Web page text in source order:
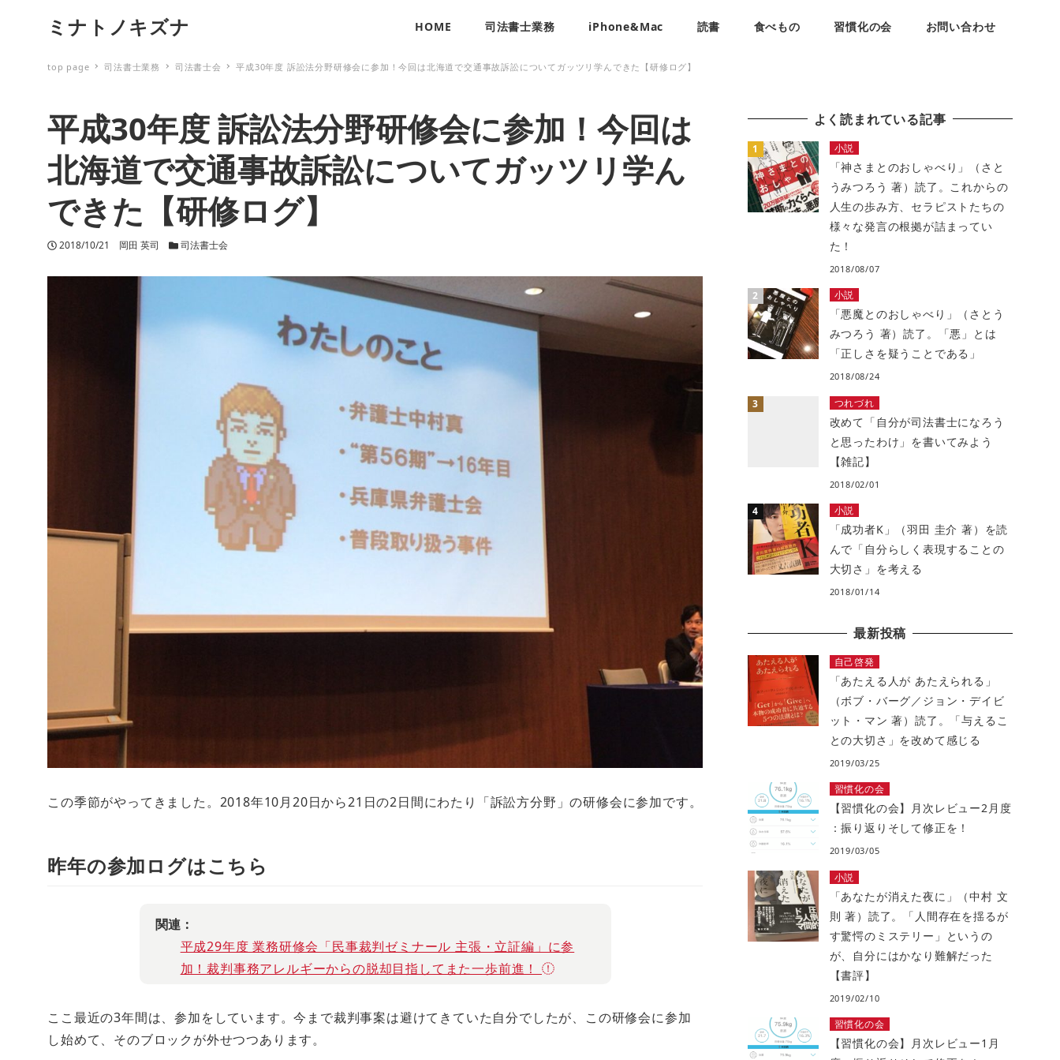
ミナトノキズナ HOME 司法書士業務 iPhone&Mac 読書 食べもの 習慣化の会 お問い合わせ
top page 司法書士業務 司法書士会 平成30年度 訴訟法分野研修会に参加！今回は北海道で交通事故訴訟についてガッツリ学んできた【研修ログ】
平成30年度 訴訟法分野研修会に参加！今回は
北海道で交通事故訴訟についてガッツリ学ん
できた【研修ログ】
投稿日
2018/10/21 著者
岡田 英司 カテゴリー
司法書士会
この季節がやってきました。2018年10月20日から21日の2日間にわたり「訴訟方分野」の研修会に参加です。
昨年の参加ログはこちら
関連 :
平成29年度 業務研修会「民事裁判ゼミナール 主張・立証編」に参
加！裁判事務アレルギーからの脱却目指してまた一歩前進！
ここ最近の3年間は、参加をしています。今まで裁判事案は避けてきていた自分でしたが、この研修会に参加
し始めて、そのブロックが外せつつあります。
よく読まれている記事
小説
「神さまとのおしゃべり」（さと
うみつろう 著）読了。これからの
人生の歩み方、セラピストたちの
様々な発言の根拠が詰まってい
た！
2018/08/07
小説
「悪魔とのおしゃべり」（さとう
みつろう 著）読了。「悪」とは
「正しさを疑うことである」
2018/08/24
つれづれ
改めて「自分が司法書士になろう
と思ったわけ」を書いてみよう
【雑記】
2018/02/01
小説
「成功者K」（羽田 圭介 著）を読
んで「自分らしく表現することの
大切さ」を考える
2018/01/14
最新投稿
自己啓発
「あたえる人が あたえられる」
（ボブ・バーグ／ジョン・デイビ
ット・マン 著）読了。「与えるこ
との大切さ」を改めて感じる
2019/03/25
習慣化の会
【習慣化の会】月次レビュー2月度
：振り返りそして修正を！
2019/03/05
小説
「あなたが消えた夜に」（中村 文
則 著）読了。「人間存在を揺るが
す驚愕のミステリー」というの
が、自分にはかなり難解だった
【書評】
2019/02/10
習慣化の会
【習慣化の会】月次レビュー1月